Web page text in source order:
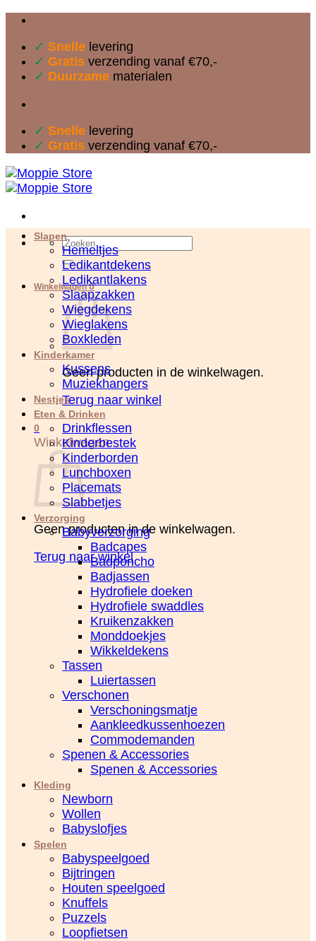
inhoud
✓ Snelle levering
✓ Gratis verzending vanaf €70,-
✓ Duurzame materialen
✓ Snelle levering
✓ Gratis verzending vanaf €70,-
Zoeken
naar:
Winkelwagen0
Geen producten in de winkelwagen.
Terug naar winkel
0
Winkelwagen
Geen producten in de winkelwagen.
Terug naar winkel
Slapen
Hemeltjes
Ledikantdekens
Ledikantlakens
Slaapzakken
Wiegdekens
Wieglakens
Boxkleden
Kinderkamer
Kussens
Muziekhangers
Nestjes
Eten & Drinken
Drinkflessen
Kinderbestek
Kinderborden
Lunchboxen
Placemats
Slabbetjes
Verzorging
Babyverzorging
Badcapes
Badponcho
Badjassen
Hydrofiele doeken
Hydrofiele swaddles
Kruikenzakken
Monddoekjes
Wikkeldekens
Tassen
Luiertassen
Verschonen
Verschoningsmatje
Aankleedkussenhoezen
Commodemanden
Spenen & Accessories
Spenen & Accessories
Kleding
Newborn
Wollen
Babyslofjes
Spelen
Babyspeelgoed
Bijtringen
Houten speelgoed
Knuffels
Puzzels
Loopfietsen